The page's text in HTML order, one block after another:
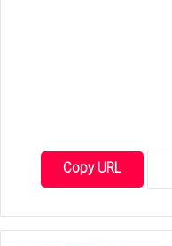
Copy URL